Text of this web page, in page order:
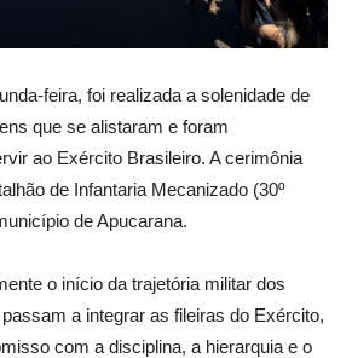
feira, foi realizada a solenidade de
que se alistaram e foram
ao Exército Brasileiro. A cerimônia
de Infantaria Mecanizado (30º
de Apucarana.
o início da trajetória militar dos
a integrar as fileiras do Exército,
com a disciplina, a hierarquia e o